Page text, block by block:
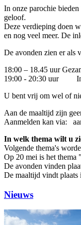
In onze parochie
geloof.
Deze verdieping doen
en nog veel meer. De
De avonden zien er als
18:00 – 18.45 uur
19:00 - 20:30 uur
U bent vrij om wel of
Aan de maaltijd zijn
Aanmelden kan via:
In welk thema wilt u
Volgende thema's
Op 20 mei is het thema
De avonden vinden
De maaltijd vindt plaats
Nieuws